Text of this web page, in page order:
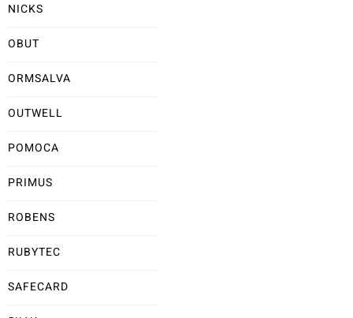
NICKS
OBUT
ORMSALVA
OUTWELL
POMOCA
PRIMUS
ROBENS
RUBYTEC
SAFECARD